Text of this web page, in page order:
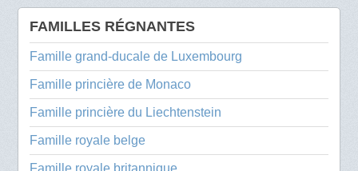
FAMILLES RÉGNANTES
Famille grand-ducale de Luxembourg
Famille princière de Monaco
Famille princière du Liechtenstein
Famille royale belge
Famille royale britannique